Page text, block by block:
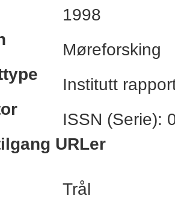
1998
Møreforsking
Institutt
ISSN (Serie):
URLer
Trål